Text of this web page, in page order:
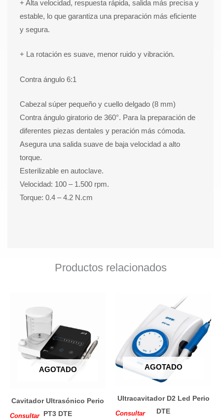
+ Alta velocidad, respuesta rápida, salida más precisa y
estable, lo que garantiza una preparación más eficiente
y segura.
+ La rotación es suave, menor ruido y vibración.
Contra ángulo 6:1
Cabezal súper pequeño y cuello delgado (8 mm)
Contra ángulo giratorio de 360​​°. Para la preparación de
diferentes piezas dentales y peración más cómoda.
Asegura una salida suave de baja velocidad a alto
torque.
Esterilizable en autoclave.
Velocidad: 100 – 1.500 rpm.
Torque: 0.4 – 4.2 N.cm
Productos relacionados
AGOTADO
Cavitador Ultrasónico Perio
PT3 DTE
Consultar
AGOTADO
Ultracavitador D2 Led Perio
DTE
Consultar